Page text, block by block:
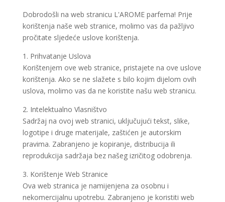
Dobrodošli na web stranicu L'AROME parfema! Prije
korištenja naše web stranice, molimo vas da pažljivo
pročitate sljedeće uslove korištenja.
1. Prihvatanje Uslova
Korištenjem ove web stranice, pristajete na ove uslove
korištenja. Ako se ne slažete s bilo kojim dijelom ovih
uslova, molimo vas da ne koristite našu web stranicu.
2. Intelektualno Vlasništvo
Sadržaj na ovoj web stranici, uključujući tekst, slike,
logotipe i druge materijale, zaštićen je autorskim
pravima. Zabranjeno je kopiranje, distribucija ili
reprodukcija sadržaja bez našeg izričitog odobrenja.
3. Korištenje Web Stranice
Ova web stranica je namijenjena za osobnu i
nekomercijalnu upotrebu. Zabranjeno je koristiti web